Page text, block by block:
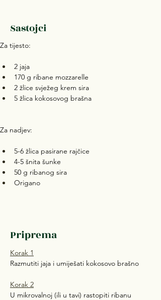
Sastojci
Za tijesto:
2 jaja
170 g ribane mozzarelle
2 žlice svježeg krem sira
5 žlica kokosovog brašna
Za nadjev:
5-6 žlica pasirane rajčice
4-5 šnita šunke
50 g ribanog sira
Origano
Priprema
Korak 1
Razmutiti jaja i umiješati kokosovo brašno
Korak 2
U mikrovalnoj (ili u tavi) rastopiti ribanu